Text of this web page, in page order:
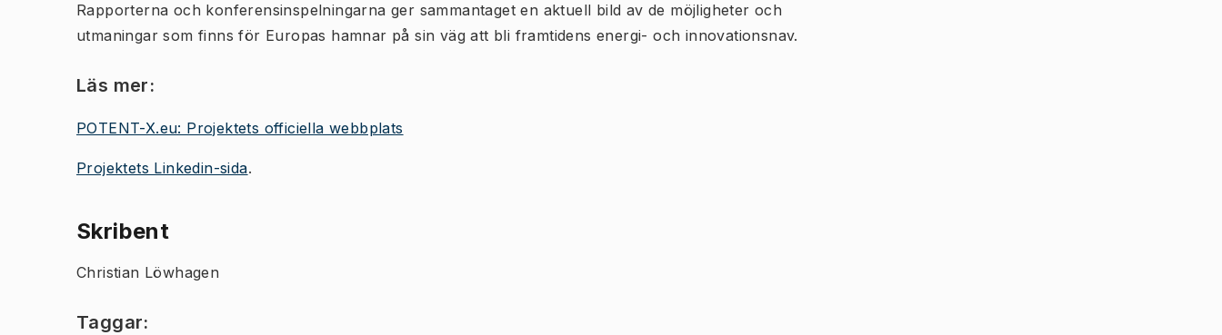
Rapporterna och konferensinspelningarna ger sammantaget en aktuell bild av de möjligheter och
utmaningar som finns för Europas hamnar på sin väg att bli framtidens energi- och innovationsnav.
Läs mer:
POTENT-X.eu: Projektets officiella webbplats
Projektets Linkedin-sida.
Skribent
Christian Löwhagen
Taggar: